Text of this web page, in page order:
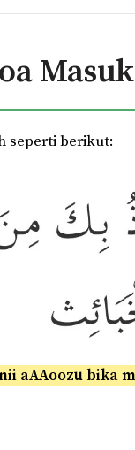
seperti berikut:
aAAoozu bika